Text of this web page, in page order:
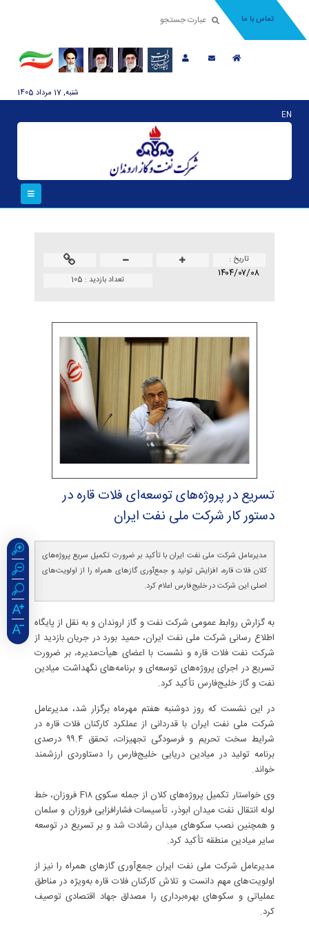
تماس با ما
شنبه, 17 مرداد 1405
EN
تاريخ :
۱۴۰۴/۰۷/۰۸ تعداد بازدید : 105
تسریع در پروژه‌های توسعه‌ای فلات قاره در
دستور كار شركت ملی نفت ایران
مدیرعامل شرکت ملی نفت ایران با تأکید بر ضرورت تکمیل سریع پروژه‌های
کلان فلات قاره، افزایش تولید و جمع‌آوری گازهای همراه را از اولویت‌های
اصلی این شرکت در خلیج‌فارس اعلام کرد.
به گزارش روابط عمومی شرکت نفت و گاز اروندان و به نقل از پایگاه
اطلاع رسانی شرکت ملی نفت ایران، حمید بورد در جریان بازدید از
شرکت نفت فلات قاره و نشست با اعضای هیأت‌مدیره، بر ضرورت
تسریع در اجرای پروژه‌های توسعه‌ای و برنامه‌های نگهداشت میادین
نفت و گاز خلیج‌فارس تأکید کرد.
در این نشست که روز دوشنبه هفتم مهرماه برگزار شد، مدیرعامل
شرکت ملی نفت ایران با قدردانی از عملکرد کارکنان فلات قاره در
شرایط سخت تحریم و فرسودگی تجهیزات، تحقق ۹۹.۴ درصدی
برنامه تولید در میادین دریایی خلیج‌فارس را دستاوردی ارزشمند
خواند.
وی خواستار تکمیل پروژه‌های کلان از جمله سکوی F۱۸ فروزان، خط
لوله انتقال نفت میدان ابوذر، تأسیسات فشارافزایی فروزان و سلمان
و همچنین نصب سکوهای میدان رشادت شد و بر تسریع در توسعه
سایر میادین منطقه تأکید کرد.
مدیرعامل شرکت ملی نفت ایران جمع‌آوری گازهای همراه را نیز از
اولویت‌های مهم دانست و تلاش کارکنان فلات قاره به‌ویژه در مناطق
عملیاتی و سکوهای بهره‌برداری را مصداق جهاد اقتصادی توصیف
کرد.